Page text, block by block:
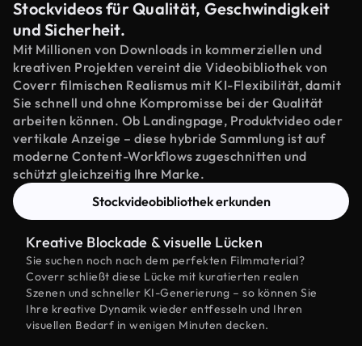
Stockvideos für Qualität, Geschwindigkeit
und Sicherheit.
Mit Millionen von Downloads in kommerziellen und
kreativen Projekten vereint die Videobibliothek von
Coverr filmischen Realismus mit KI-Flexibilität, damit
Sie schnell und ohne Kompromisse bei der Qualität
arbeiten können. Ob Landingpage, Produktvideo oder
vertikale Anzeige – diese hybride Sammlung ist auf
moderne Content-Workflows zugeschnitten und
schützt gleichzeitig Ihre Marke.
Stockvideobibliothek erkunden
Kreative Blockade & visuelle Lücken
Sie suchen noch nach dem perfekten Filmmaterial?
Coverr schließt diese Lücke mit kuratierten realen
Szenen und schneller KI-Generierung – so können Sie
Ihre kreative Dynamik wieder entfesseln und Ihren
visuellen Bedarf in wenigen Minuten decken.